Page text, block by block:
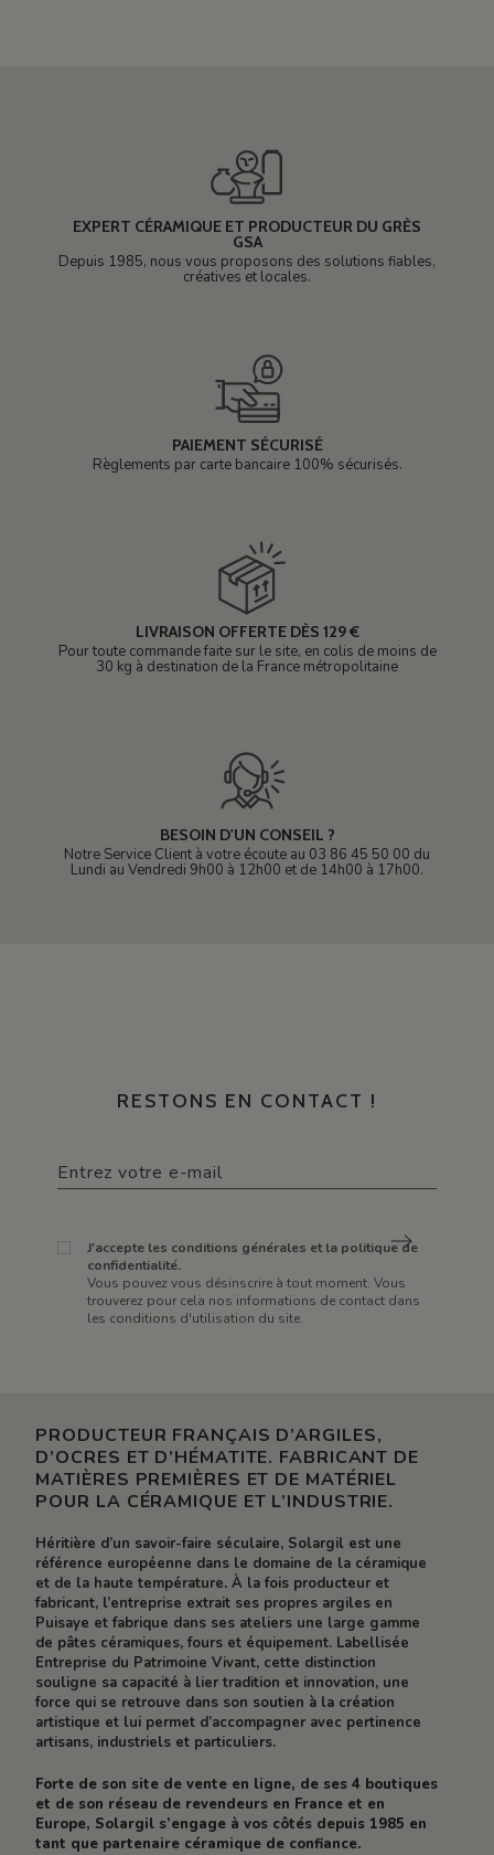
EXPERT CÉRAMIQUE ET PRODUCTEUR DU GRÈS
GSA
Depuis 1985, nous vous proposons des solutions fiables,
créatives et locales.
PAIEMENT SÉCURISÉ
Règlements par carte bancaire 100% sécurisés.
LIVRAISON OFFERTE DÈS 129 €
Pour toute commande faite sur le site, en colis de moins de
30 kg à destination de la France métropolitaine
BESOIN D'UN CONSEIL ?
Notre Service Client à votre écoute au 03 86 45 50 00 du
Lundi au Vendredi 9h00 à 12h00 et de 14h00 à 17h00.
RESTONS EN CONTACT !
J'accepte les conditions générales et la politique de
confidentialité.
Vous pouvez vous désinscrire à tout moment. Vous
trouverez pour cela nos informations de contact dans
les conditions d'utilisation du site.
PRODUCTEUR FRANÇAIS D’ARGILES,
D’OCRES ET D’HÉMATITE. FABRICANT DE
MATIÈRES PREMIÈRES ET DE MATÉRIEL
POUR LA CÉRAMIQUE ET L’INDUSTRIE.
Héritière d’un savoir-faire séculaire, Solargil est une
référence européenne dans le domaine de la céramique
et de la haute température. À la fois producteur et
fabricant, l’entreprise extrait ses propres argiles en
Puisaye et fabrique dans ses ateliers une large gamme
de pâtes céramiques, fours et équipement. Labellisée
Entreprise du Patrimoine Vivant, cette distinction
souligne sa capacité à lier tradition et innovation, une
force qui se retrouve dans son soutien à la création
artistique et lui permet d’accompagner avec pertinence
artisans, industriels et particuliers.
Forte de son site de vente en ligne, de ses 4 boutiques
et de son réseau de revendeurs en France et en
Europe, Solargil s’engage à vos côtés depuis 1985 en
tant que partenaire céramique de confiance.